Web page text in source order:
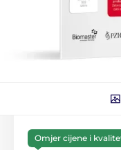
Omjer cijene i